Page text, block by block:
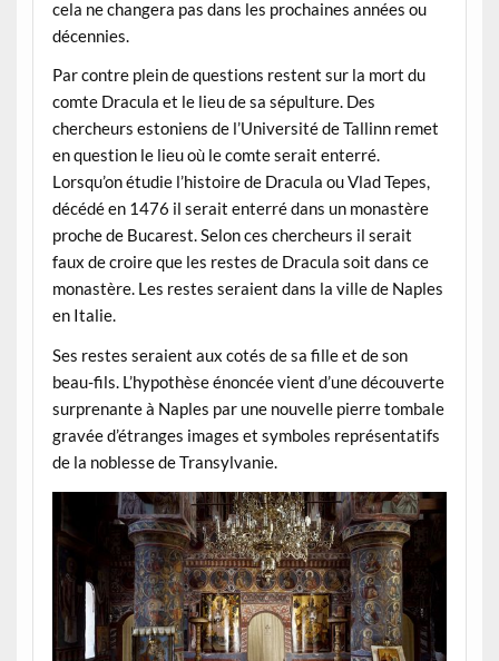
cela ne changera pas dans les prochaines années ou
décennies.
Par contre plein de questions restent sur la mort du
comte Dracula et le lieu de sa sépulture. Des
chercheurs estoniens de l’Université de Tallinn remet
en question le lieu où le comte serait enterré.
Lorsqu’on étudie l’histoire de Dracula ou Vlad Tepes,
décédé en 1476 il serait enterré dans un monastère
proche de Bucarest. Selon ces chercheurs il serait
faux de croire que les restes de Dracula soit dans ce
monastère. Les restes seraient dans la ville de Naples
en Italie.
Ses restes seraient aux cotés de sa fille et de son
beau-fils. L’hypothèse énoncée vient d’une découverte
surprenante à Naples par une nouvelle pierre tombale
gravée d’étranges images et symboles représentatifs
de la noblesse de Transylvanie.